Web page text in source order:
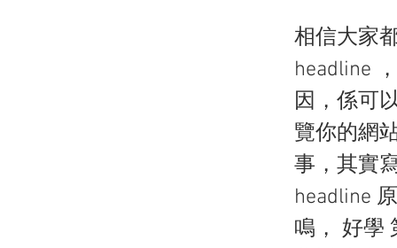
相信大家
headline
因，係可
覽你的網
事，其實
headline
鳴， 好學